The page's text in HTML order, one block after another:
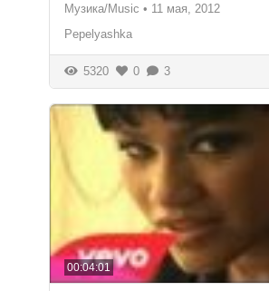
Музика/Music • 11 мая, 2012
Pepelyashka
5320 0 3
00:04:01